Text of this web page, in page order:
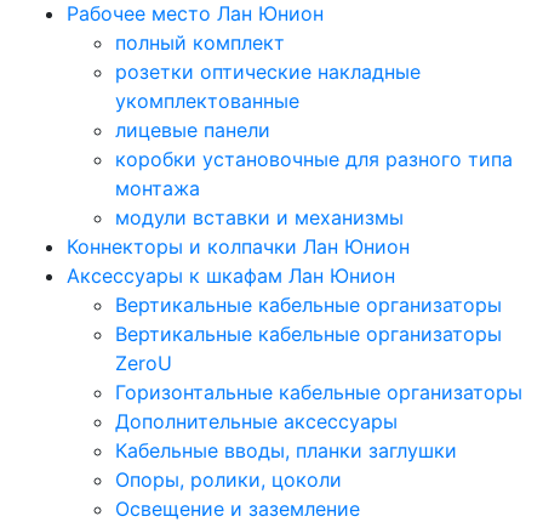
Рабочее место Лан Юнион
полный комплект
розетки оптические накладные
укомплектованные
лицевые панели
коробки установочные для разного типа
монтажа
модули вставки и механизмы
Коннекторы и колпачки Лан Юнион
Аксессуары к шкафам Лан Юнион
Вертикальные кабельные организаторы
Вертикальные кабельные организаторы
ZeroU
Горизонтальные кабельные организаторы
Дополнительные аксессуары
Кабельные вводы, планки заглушки
Опоры, ролики, цоколи
Освещение и заземление